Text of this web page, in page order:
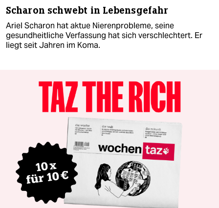
Scharon schwebt in Lebensgefahr
Ariel Scharon hat aktue Nierenprobleme, seine
gesundheitliche Verfassung hat sich verschlechtert. Er
liegt seit Jahren im Koma.